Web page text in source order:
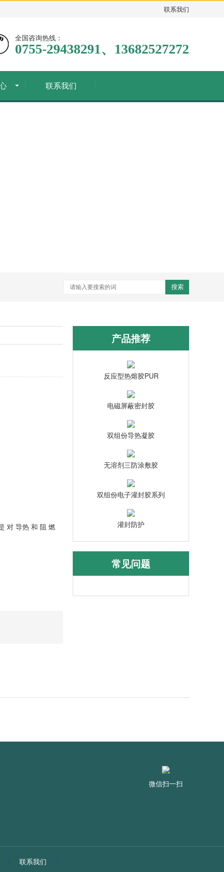
联系我们
全国咨询热线：
0755-29438291、13682527272
联系我们
搜索
产品推荐
反应型热熔胶PUR
电磁屏蔽密封胶
双组份导热凝胶
无溶剂三防涂敷胶
双组份电子灌封胶系列
灌封防护
常见问题
对 导热 和 阻 燃
微信扫一扫
联系我们